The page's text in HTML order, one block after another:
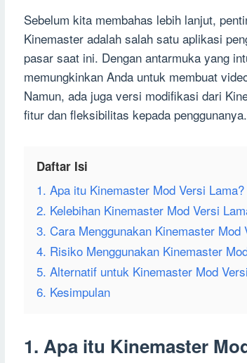
Sebelum kita membahas lebih lanjut,
Kinemaster adalah salah satu aplikasi
pasar saat ini. Dengan antarmuka yang
memungkinkan Anda untuk membuat
Namun, ada juga versi modifikasi dari
fitur dan fleksibilitas kepada penggunanya.
Daftar Isi
1. Apa itu Kinemaster Mod Versi Lama?
2. Kelebihan Kinemaster Mod Versi
3. Cara Menggunakan Kinemaster Mod
4. Risiko Menggunakan Kinemaster
5. Alternatif untuk Kinemaster Mod
6. Kesimpulan
1. Apa itu Kinemaster